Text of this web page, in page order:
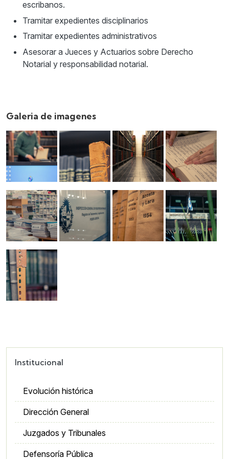
escribanos.
Tramitar expedientes disciplinarios
Tramitar expedientes administrativos
Asesorar a Jueces y Actuarios sobre Derecho
Notarial y responsabilidad notarial.
Galeria de imagenes
Imagen
Imagen Imagen Imagen
Imagen Imagen Imagen Imagen
Imagen
Institucional
Evolución histórica
Dirección General
Juzgados y Tribunales
Defensoría Pública